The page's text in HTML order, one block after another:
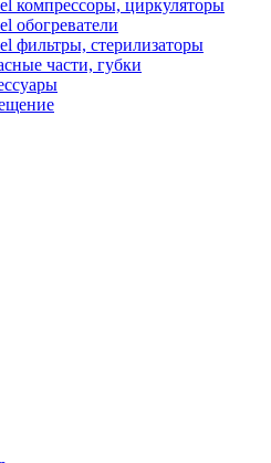
компрессоры, циркуляторы
обогреватели
фильтры, стерилизаторы
части, губки